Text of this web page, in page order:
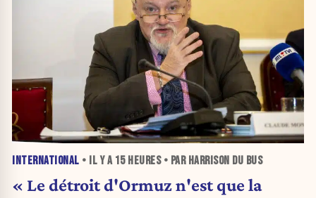
INTERNATIONAL • IL Y A 15 HEURES• PAR HARRISON DU BUS
« Le détroit d'Ormuz n'est que la